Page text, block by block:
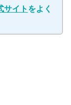
サイト をよく